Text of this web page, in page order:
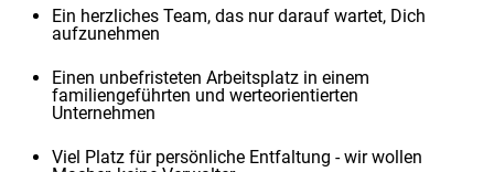
Ein herzliches Team, das nur darauf wartet, Dich
aufzunehmen
Einen unbefristeten Arbeitsplatz in einem
familiengeführten und werteorientierten
Unternehmen
Viel Platz für persönliche Entfaltung - wir wollen